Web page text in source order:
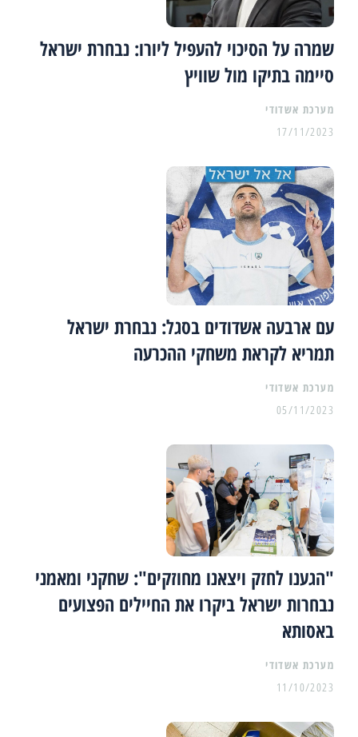
שמרה על הסיכוי להעפיל ליורו: נבחרת ישראל
סיימה בתיקו מול שוויץ
מערכת אשדודי
17/11/2023
עם ארבעה אשדודים בסגל: נבחרת ישראל
תמריא לקראת משחקי ההכרעה
מערכת אשדודי
05/11/2023
"הגענו לחזק ויצאנו מחוזקים": שחקני ומאמני
נבחרות ישראל ביקרו את החיילים הפצועים
באסותא
מערכת אשדודי
11/10/2023